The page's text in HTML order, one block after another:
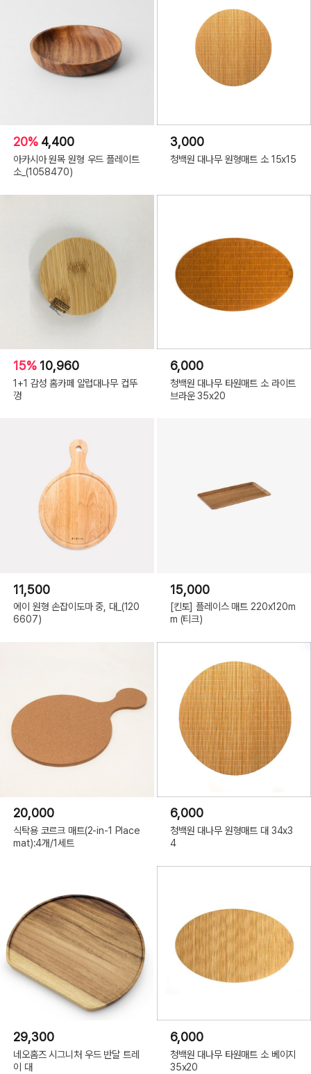
20% 4,400
아카시아 원목 원형 우드 플레이트
소_(1058470)
3,000
청백원 대나무 원형매트 소 15x15
15% 10,960
1+1 감성 홈카페 알럽대나무 컵뚜
껑
6,000
청백원 대나무 타원매트 소 라이트
브라운 35x20
11,500
에이 원형 손잡이도마 중, 대_(120
6607)
15,000
[킨토] 플레이스 매트 220x120m
m (티크)
20,000
식탁용 코르크 매트(2-in-1 Place
mat):4개/1세트
6,000
청백원 대나무 원형매트 대 34x3
4
29,300
네오홈즈 시그니처 우드 반달 트레
이 대
6,000
청백원 대나무 타원매트 소 베이지
35x20